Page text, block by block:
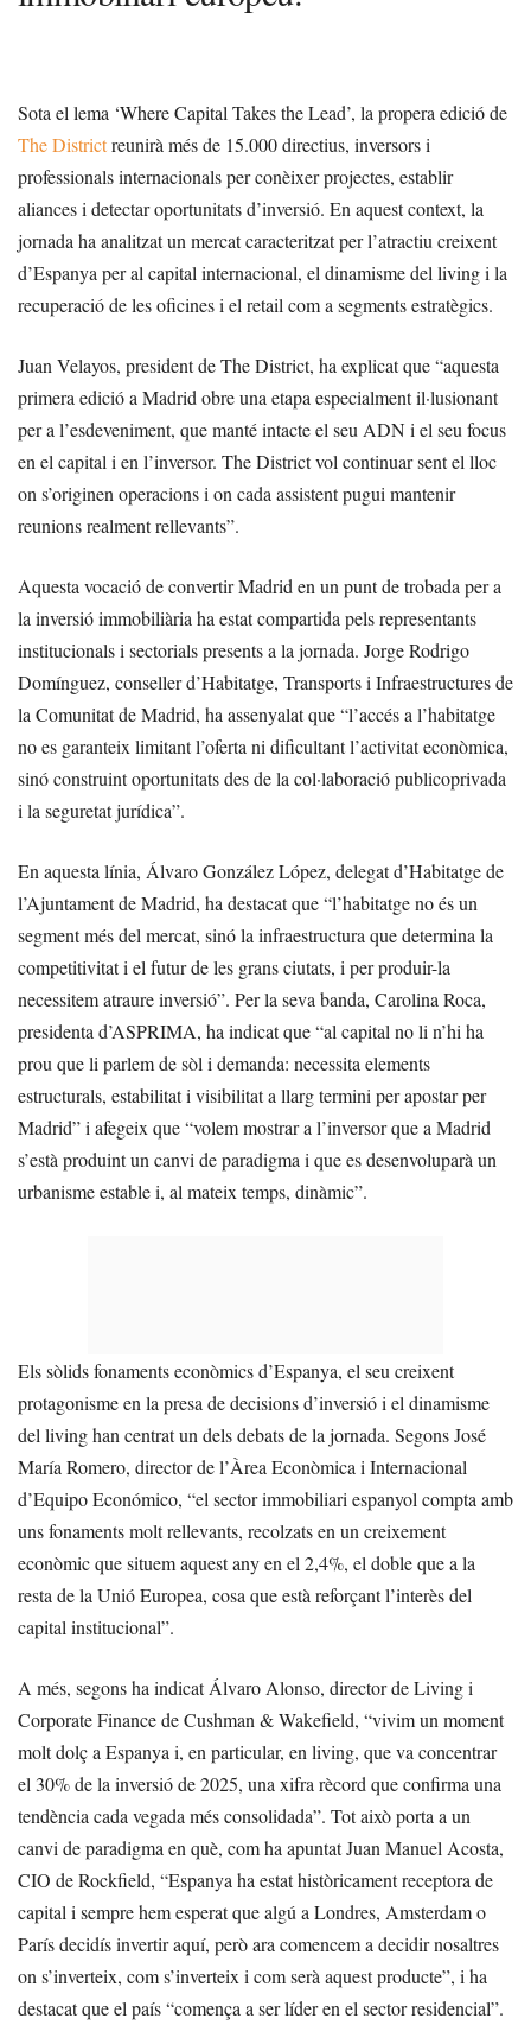
Sota el lema ‘Where Capital Takes the Lead’, la propera edició de
The Districtreunirà més de 15.000 directius, inversors i
professionals internacionals per conèixer projectes, establir
aliances i detectar oportunitats d’inversió. En aquest context, la
jornada ha analitzat un mercat caracteritzat per l’atractiu creixent
d’Espanya per al capital internacional, el dinamisme del living i la
recuperació de les oficines i el retail com a segments estratègics.
Juan Velayos, president de The District, ha explicat que “aquesta
primera edició a Madrid obre una etapa especialment il·lusionant
per a l’esdeveniment, que manté intacte el seu ADN i el seu focus
en el capital i en l’inversor. The District vol continuar sent el lloc
on s’originen operacions i on cada assistent pugui mantenir
reunions realment rellevants”.
Aquesta vocació de convertir Madrid en un punt de trobada per a
la inversió immobiliària ha estat compartida pels representants
institucionals i sectorials presents a la jornada. Jorge Rodrigo
Domínguez, conseller d’Habitatge, Transports i Infraestructures de
la Comunitat de Madrid, ha assenyalat que “l’accés a l’habitatge
no es garanteix limitant l’oferta ni dificultant l’activitat econòmica,
sinó construint oportunitats des de la col·laboració publicoprivada
i la seguretat jurídica”.
En aquesta línia, Álvaro González López, delegat d’Habitatge de
l’Ajuntament de Madrid, ha destacat que “l’habitatge no és un
segment més del mercat, sinó la infraestructura que determina la
competitivitat i el futur de les grans ciutats, i per produir-la
necessitem atraure inversió”. Per la seva banda, Carolina Roca,
presidenta d’ASPRIMA, ha indicat que “al capital no li n’hi ha
prou que li parlem de sòl i demanda: necessita elements
estructurals, estabilitat i visibilitat a llarg termini per apostar per
Madrid” i afegeix que “volem mostrar a l’inversor que a Madrid
s’està produint un canvi de paradigma i que es desenvoluparà un
urbanisme estable i, al mateix temps, dinàmic”.
Els sòlids fonaments econòmics d’Espanya, el seu creixent
protagonisme en la presa de decisions d’inversió i el dinamisme
del living han centrat un dels debats de la jornada. Segons José
María Romero, director de l’Àrea Econòmica i Internacional
d’Equipo Económico, “el sector immobiliari espanyol compta amb
uns fonaments molt rellevants, recolzats en un creixement
econòmic que situem aquest any en el 2,4%, el doble que a la
resta de la Unió Europea, cosa que està reforçant l’interès del
capital institucional”.
A més, segons ha indicat Álvaro Alonso, director de Living i
Corporate Finance de Cushman & Wakefield, “vivim un moment
molt dolç a Espanya i, en particular, en living, que va concentrar
el 30% de la inversió de 2025, una xifra rècord que confirma una
tendència cada vegada més consolidada”. Tot això porta a un
canvi de paradigma en què, com ha apuntat Juan Manuel Acosta,
CIO de Rockfield, “Espanya ha estat històricament receptora de
capital i sempre hem esperat que algú a Londres, Amsterdam o
París decidís invertir aquí, però ara comencem a decidir nosaltres
on s’inverteix, com s’inverteix i com serà aquest producte”, i ha
destacat que el país “comença a ser líder en el sector residencial”.